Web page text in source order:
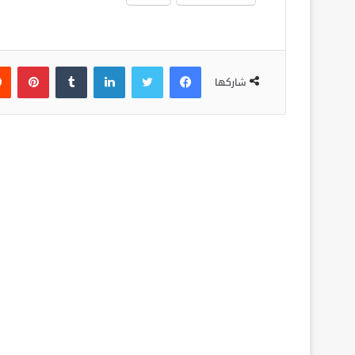
شاركها
فيسبوك لينكدإن بينتيريست